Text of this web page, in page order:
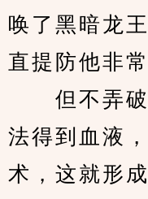
唤了黑暗龙
直提防他非常
但不弄破
法得到血液
术，这就形